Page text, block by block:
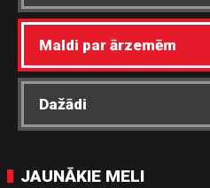
Maldi par ārzemēm
Dažādi
JAUNĀKIE MELI